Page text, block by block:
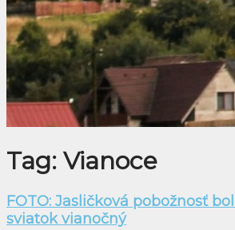
Tag: Vianoce
FOTO: Jasličková pobožnosť
sviatok vianočný